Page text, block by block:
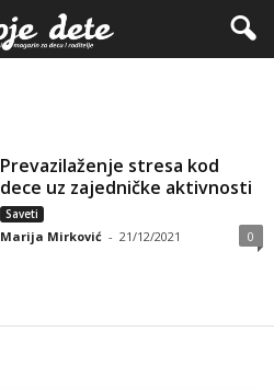
Prevazilaženje stresa kod
dece uz zajedničke aktivnosti
Saveti
Marija Mirković - 21/12/2021 0